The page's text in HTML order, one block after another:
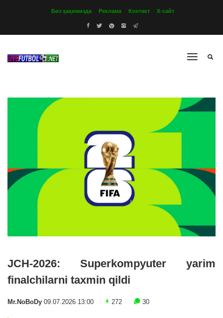
Биз ҳақимизда Реклама Контакт Х-сайт
JCH-2026: Superkompyuter yarim
finalchilarni taxmin qildi
Mr.NoBoDy 09.07.2026 13:00 272 30